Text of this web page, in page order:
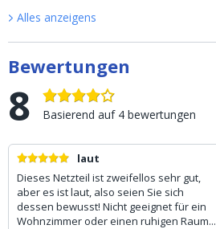
Alles anzeigens
Bewertungen
8 Basierend auf 4 bewertungen
laut
Dieses Netzteil ist zweifellos sehr gut,
aber es ist laut, also seien Sie sich
dessen bewusst! Nicht geeignet für ein
Wohnzimmer oder einen ruhigen Raum...